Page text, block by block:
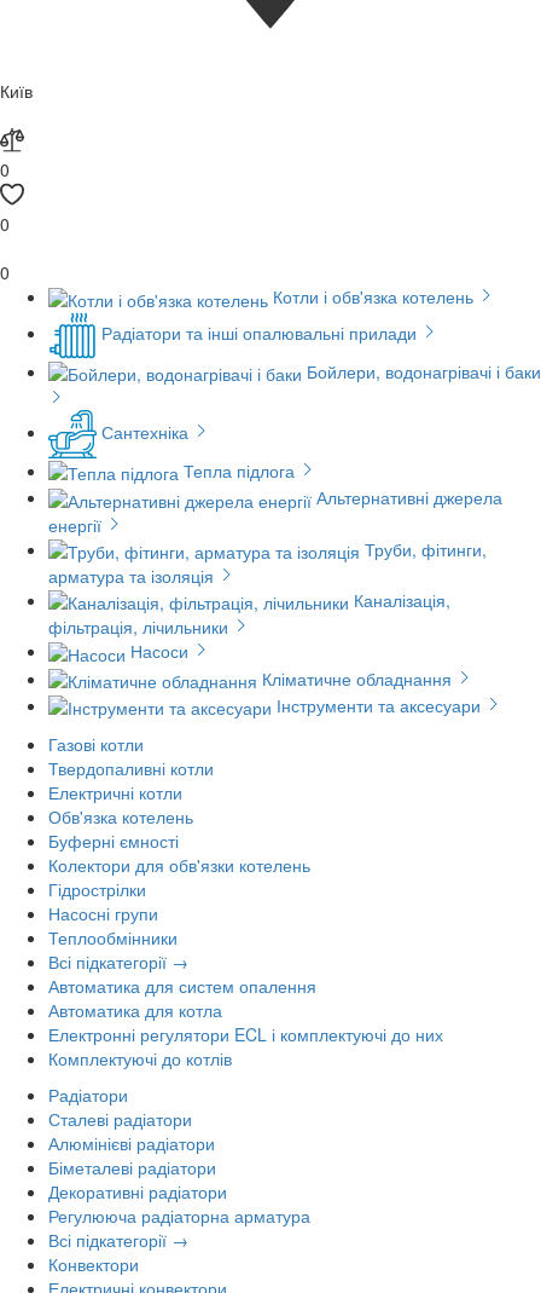
Київ
0
0
0
Котли і обв'язка котелень
Радіатори та інші опалювальні прилади
Бойлери, водонагрівачі і баки
Сантехніка
Тепла підлога
Альтернативні джерела
енергії
Труби, фітинги,
арматура та ізоляція
Каналізація,
фільтрація, лічильники
Насоси
Кліматичне обладнання
Інструменти та аксесуари
Газові котли
Твердопаливні котли
Електричні котли
Обв'язка котелень
Буферні ємності
Колектори для обв'язки котелень
Гідрострілки
Насосні групи
Теплообмінники
Всі підкатегорії →
Автоматика для систем опалення
Автоматика для котла
Електронні регулятори ECL і комплектуючі до них
Комплектуючі до котлів
Радіатори
Сталеві радіатори
Алюмінієві радіатори
Біметалеві радіатори
Декоративні радіатори
Регулююча радіаторна арматура
Всі підкатегорії →
Конвектори